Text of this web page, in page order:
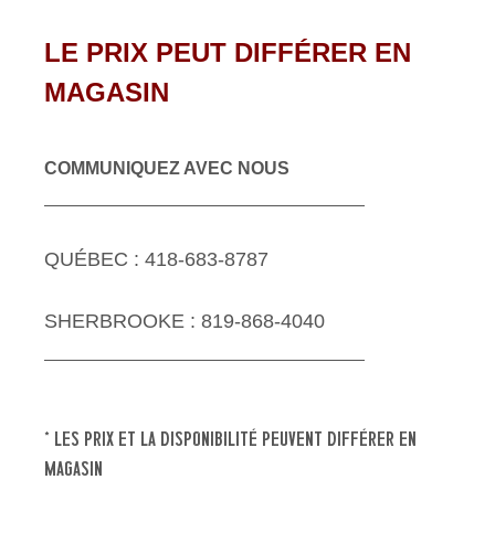
LE PRIX PEUT DIFFÉRER EN
MAGASIN
COMMUNIQUEZ AVEC NOUS
QUÉBEC : 418-683-8787
SHERBROOKE : 819-868-4040
* les prix et la disponibilité peuvent différer en
magasin